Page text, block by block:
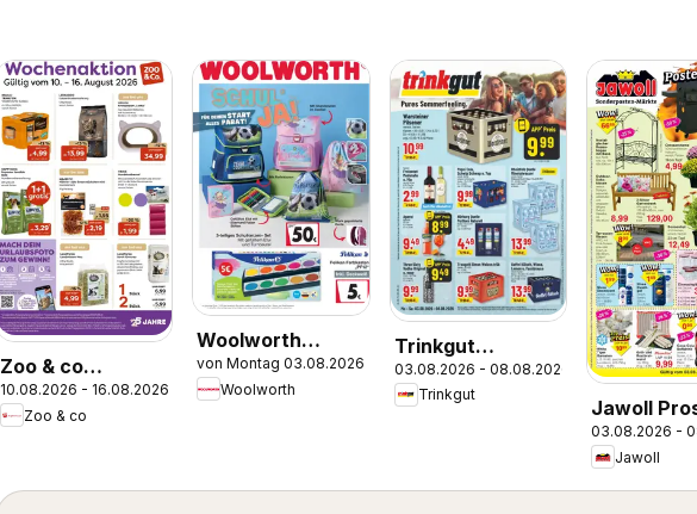
Zoo & co
Prospekt
10.08.2026 - 16.08.2026
Zoo & co
Woolworth
Prospekt zum
Schulstart
von Montag 03.08.2026
Woolworth
Trinkgut
Prospekt
03.08.2026 - 08.08.2026
Trinkgut
Jawoll
03.08.2026 -
Jawoll